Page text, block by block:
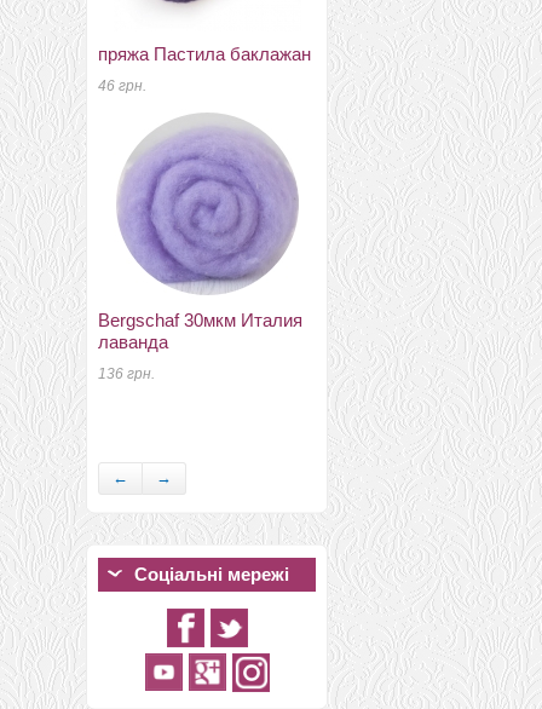
пряжа Пастила баклажан
46 грн.
Bergschaf 30мкм Италия
лаванда
136 грн.
меринос 22-24мкм
Україна ТМ Наша пряжа
мятний
52 грн.
кружево макраме красное
80мм
32 грн.
← →
Соціальні мережі